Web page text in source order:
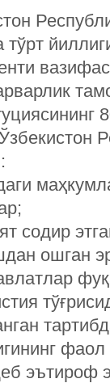
тўрт
:
содир
ошган
эътироф